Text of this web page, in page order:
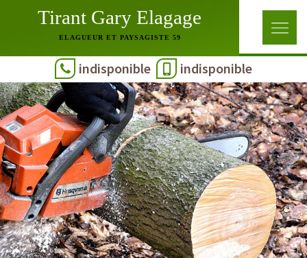
Tirant Gary Elagage
ELAGUEUR ET PAYSAGISTE 59
indisponible indisponible